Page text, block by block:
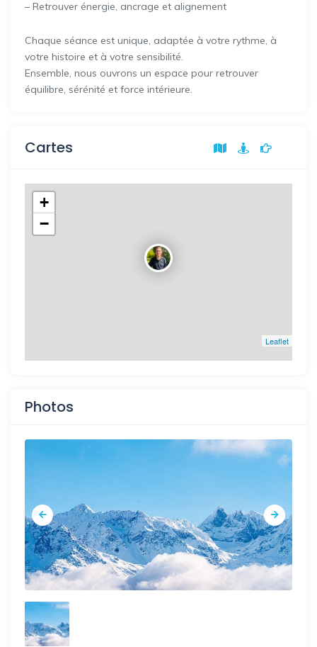
– Retrouver énergie, ancrage et alignement
Chaque séance est unique, adaptée à votre rythme, à
votre histoire et à votre sensibilité.
Ensemble, nous ouvrons un espace pour retrouver
équilibre, sérénité et force intérieure.
Cartes
+
−
Leaflet
Photos